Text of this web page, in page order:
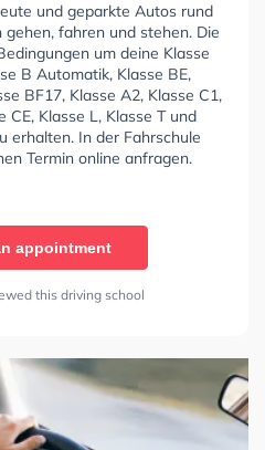
und geparkte Autos rund
fahren und stehen. Die
um deine Klasse
B Automatik, Klasse BE,
BF17, Klasse A2, Klasse C1,
CE, Klasse L, Klasse T und
erhalten. In der Fahrschule
Termin online anfragen.
appointment
this driving school